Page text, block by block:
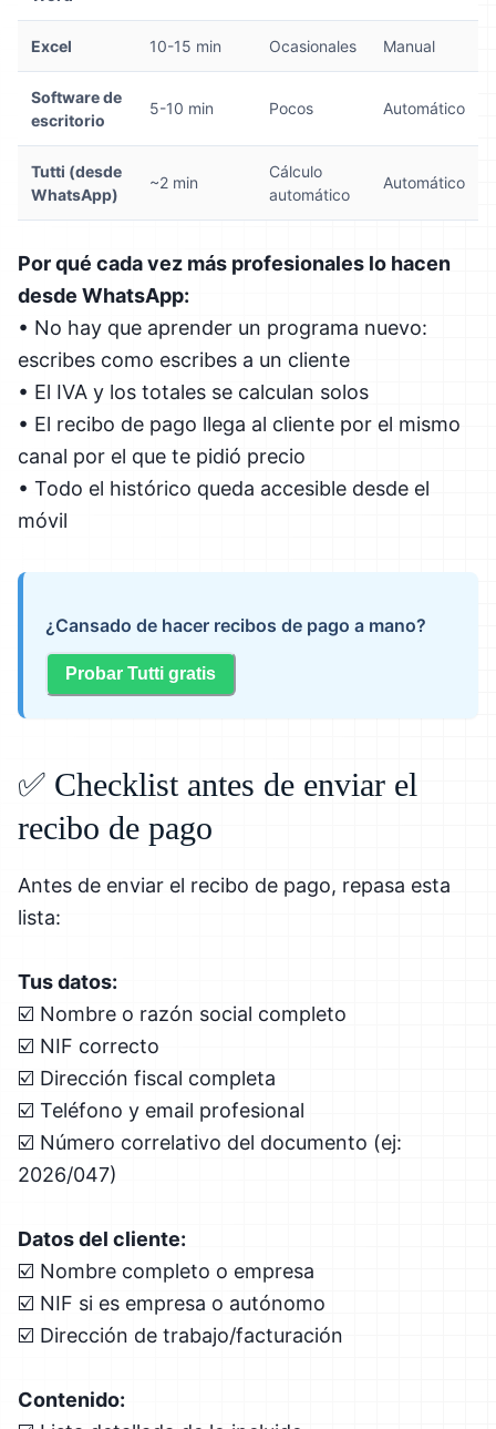
Excel 10-15 min Ocasionales Manual
Software de
escritorio
5-10 min Pocos Automático
Tutti (desde
WhatsApp)
~2 min
Cálculo
automático
Automático
Por qué cada vez más profesionales lo hacen
desde WhatsApp:
• No hay que aprender un programa nuevo:
escribes como escribes a un cliente
• El IVA y los totales se calculan solos
• El recibo de pago llega al cliente por el mismo
canal por el que te pidió precio
• Todo el histórico queda accesible desde el
móvil
¿Cansado de hacer recibos de pago a mano?
Probar Tutti gratis
✅ Checklist antes de enviar el
recibo de pago
Antes de enviar el recibo de pago, repasa esta
lista:
Tus datos:
☑️ Nombre o razón social completo
☑️ NIF correcto
☑️ Dirección fiscal completa
☑️ Teléfono y email profesional
☑️ Número correlativo del documento (ej:
2026/047)
Datos del cliente:
☑️ Nombre completo o empresa
☑️ NIF si es empresa o autónomo
☑️ Dirección de trabajo/facturación
Contenido: